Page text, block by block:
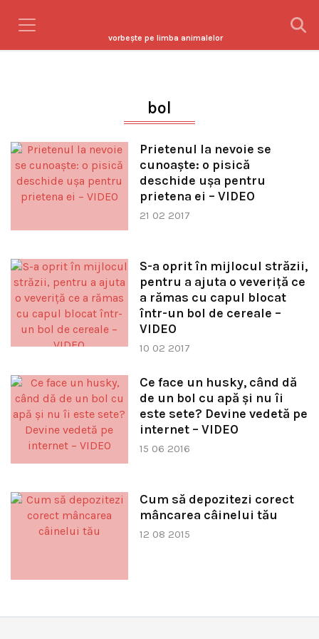
vorbeşte pe limba animalelor
bol
Prietenul la nevoie se
cunoaşte: o pisică
deschide uşa pentru
prietena ei – VIDEO
21 02 2017
S-a oprit în mijlocul străzii,
pentru a ajuta o veveriţă ce
a rămas cu capul blocat
într-un bol de cereale –
VIDEO
10 02 2017
Ce face un husky, când dă
de un bol cu apă și nu îi
este sete? Devine vedetă pe
internet – VIDEO
15 06 2016
Cum să depozitezi corect
mâncarea câinelui tău
12 08 2015